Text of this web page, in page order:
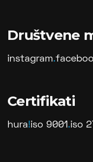
Društvene
instagram.
Certifikati
hura!iso 9001 .iso